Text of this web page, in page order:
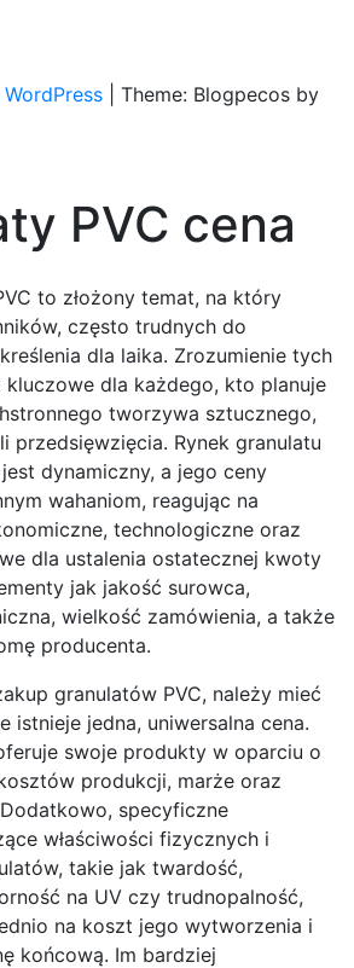
Theme: Blogpecos by
PVC cena
to złożony temat, na który
często trudnych do
dla laika. Zrozumienie tych
kluczowe dla każdego, kto planuje
tworzywa sztucznego,
przedsięwzięcia. Rynek granulatu
dynamiczny, a jego ceny
wahaniom, reagując na
technologiczne oraz
dla ustalenia ostatecznej kwoty
jak jakość surowca,
wielkość zamówienia, a także
producenta.
granulatów PVC, należy mieć
istnieje jedna, uniwersalna cena.
swoje produkty w oparciu o
produkcji, marże oraz
specyficzne
właściwości fizycznych i
takie jak twardość,
na UV czy trudnopalność,
na koszt jego wytworzenia i
końcową. Im bardziej